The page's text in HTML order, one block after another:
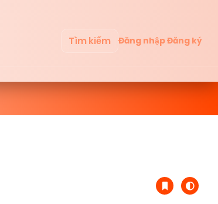
Tìm kiếm Đăng nhậpĐăng ký